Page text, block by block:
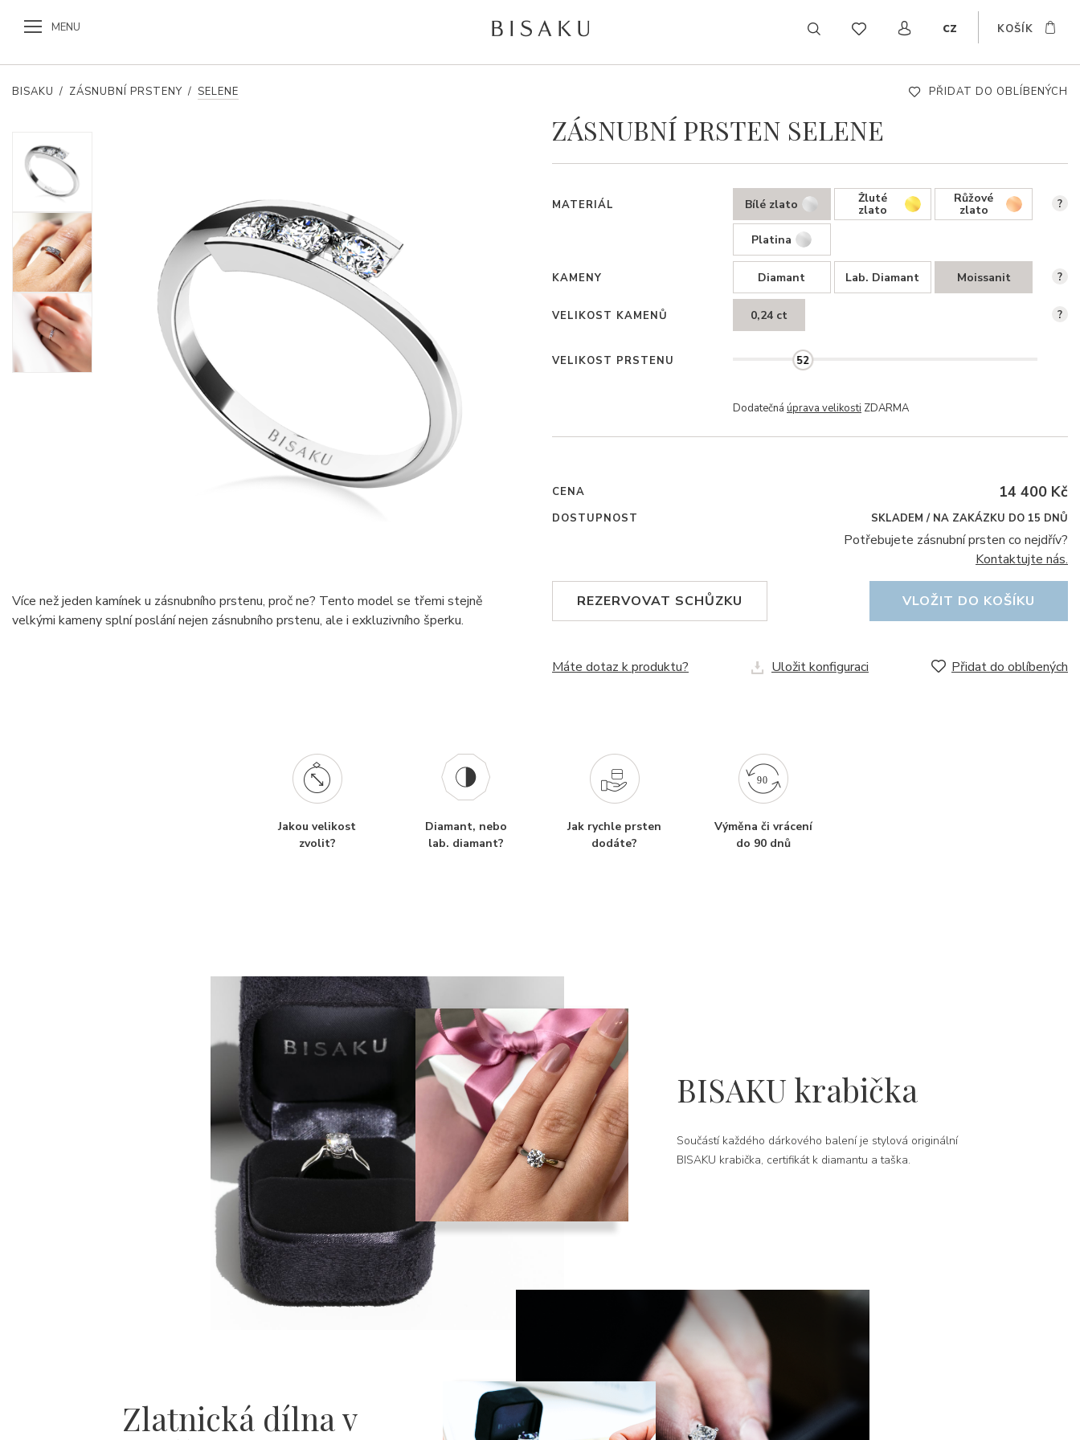
MENU cz
EN DE SK
KOŠÍK
BISAKU / ZÁSNUBNÍ PRSTENY / SELENE PŘIDAT DO OBLÍBENÝCH
Více než jeden kamínek u zásnubního prstenu, proč ne? Tento model se třemi stejně
velkými kameny splní poslání nejen zásnubního prstenu, ale i exkluzivního šperku.
ZÁSNUBNÍ PRSTEN SELENE
MATERIÁL Bílé zlato Žluté
zlato
Růžové
zlato
Platina
?
KAMENY Diamant Lab. Diamant Moissanit ?
VELIKOST KAMENŮ 0,24 ct ?
VELIKOST PRSTENU 52
Dodatečná úprava velikosti ZDARMA
CENA 14 400 Kč
DOSTUPNOST SKLADEM / NA ZAKÁZKU DO 15 DNŮ
Potřebujete zásnubní prsten co nejdřív?
Kontaktujte nás.
REZERVOVAT SCHŮZKU VLOŽIT DO KOŠÍKU
Máte dotaz k produktu? Uložit konfiguraci Přidat do oblíbených
Jakou velikost
zvolit?
Diamant, nebo
lab. diamant?
Jak rychle prsten
dodáte?
Výměna či vrácení
do 90 dnů
BISAKU krabička
Součástí každého dárkového balení je stylová originální
BISAKU krabička, certifikát k diamantu a taška.
Zlatnická dílna v